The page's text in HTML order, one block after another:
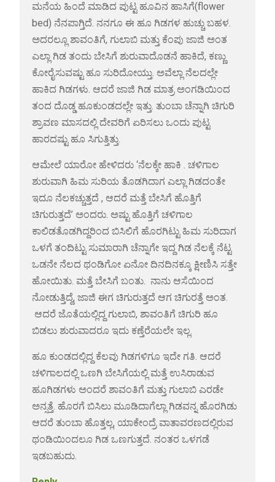
ಮನೆಯ ಹಿಂದೆ ಮಾಡಿದ ಪುಟ್ಟ ಹೂವಿನ ಹಾಸಿಗೆ(flower
bed) ನೆನಪಾಗ್ತಿದೆ. ನನಗೂ ಈ ಹೂ ಗಿಡಗಳ ಹುಚ್ಚು ಬಹಳ.
ಅದರಲ್ಲೂ ಶಾವಂತಿಗೆ, ಗುಲಾಬಿ ಮತ್ತು ಕೆಂಪು ಜಾಜಿ ಅಂತ
ಎಲ್ಲಾ ಗಿಡ ತಂದು ಬೇಸಿಗೆ ಶುರುವಾದೊಡನೆ ಹಾಕಿದೆ, ಕಣ್ಣು
ಕೋರೈಸುವಷ್ಟು ಹೂ ಸುರಿದೋಯ್ತು. ಅವೆಲ್ಲಾ ನೆಲದಲ್ಲೇ
ಹಾಕಿದ ಗಿಡಗಳು. ಆದರೆ ಜಾಜಿ ಗಿಡ ಮಾತ್ರ ಅಂಗಡಿಯಿಂದ
ತಂದ ದೊಡ್ಡ ಹೂಕುಂಡದಲ್ಲೇ ಇತ್ತು. ತುಂಬಾ ಚೆನ್ನಾಗಿ ಚಿಗುರಿ
ಶ್ರಾವಣ ಮಾಸದಲ್ಲಿ ದೇವರಿಗೆ ಏರಿಸಲು ಒಂದು ಪುಟ್ಟ
ಹಾರದಷ್ಟು ಹೂ ಸಿಗುತ್ತಿತ್ತು.
ಆಮೇಲೆ ಯಾರೋ ಹೇಳಿದರು ‘ನೆಲಕ್ಕೇ ಹಾಕಿ . ಚಳಿಗಾಲ
ಶುರುವಾಗಿ ಹಿಮ ಸುರಿಯ ತೊಡಗಿದಾಗ ಎಲ್ಲಾ ಗಿಡದಂತೇ
ಇದೂ ನೆಲಕಚ್ಚುತ್ತದೆ , ಆದರೆ ಮತ್ತೆ ಬೇಸಿಗೆ ಹೊತ್ತಿಗೆ
ಚಿಗುರುತ್ತದೆ’ ಅಂದರು. ಅಷ್ಟು ಹೊತ್ತಿಗೆ ಚಳಿಗಾಲ
ಕಾಲಿಡತೊಡಗಿದ್ದರಿಂದ ಬಿಸಿಲಿಗೆ ಹೊರಗಿಟ್ಟು ಹಿಮ ಸುರಿದಾಗ
ಒಳಗೆ ತಂದಿಟ್ಟು ಸುಮಾರಾಗಿ ಚೆನ್ನಾಗೇ ಇದ್ದ ಗಿಡ ನೆಲಕ್ಕೆ ನೆಟ್ಟ
ಒಡನೇ ನೆಲದ ಥಂಡಿಗೋ ಏನೋ ದಿನದಿನಕ್ಕೂ ಕ್ಷೀಣಿಸಿ ಸತ್ತೇ
ಹೋಯಿತು. ಮತ್ತೆ ಬೇಸಿಗೆ ಬಂತು. ನಾನು ಆಸೆಯಿಂದ
ನೋಡುತ್ತಿದ್ದೆ, ಜಾಜಿ ಈಗ ಚಿಗುರುತ್ತದೆ ಆಗ ಚಿಗುರತ್ತೆ ಅಂತ.
ಆದರೆ ಜೊತೆಯಲ್ಲಿದ್ದ ಗುಲಾಬಿ, ಶಾವಂತಿಗೆ ಚಿಗುರಿ ಹೂ
ಬಿಡಲು ಶುರುವಾದರೂ ಇದು ಕಣ್ತೆರೆಯಲೇ ಇಲ್ಲ.
ಹೂ ಕುಂಡದಲ್ಲಿದ್ದ ಕೆಲವು ಗಿಡಗಳಿಗೂ ಇದೇ ಗತಿ. ಆದರೆ
ಚಳಿಗಾಲದಲ್ಲಿ ಒಣಗಿ ಬೇಸಿಗೆಯಲ್ಲಿ ಮತ್ತೆ ಉಸಿರಾಡುವ
ಹೂಗಿಡಗಳು ಅಂದರೆ ಶಾವಂತಿಗೆ ಮತ್ತು ಗುಲಾಬಿ ಎರಡೇ
ಅನ್ಸತ್ತೆ. ಹೊರಗೆ ಬಿಸಿಲು ಮೂಡಿದಾಗೆಲ್ಲಾ ಗಿಡವನ್ನ ಹೊರಗಿಡು
ಆದರೆ ತುಂಬಾ ಹೊತ್ತಲ್ಲ, ಯಾಕೇಂದ್ರೆ ವಾತಾವರಣದಲ್ಲಿರುವ
ಥಂಡಿಯಿಂದಲೂ ಗಿಡ ಒಣಗುತ್ತದೆ. ನಂತರ ಒಳಗಡೆ
ಇಡಬಹುದು.